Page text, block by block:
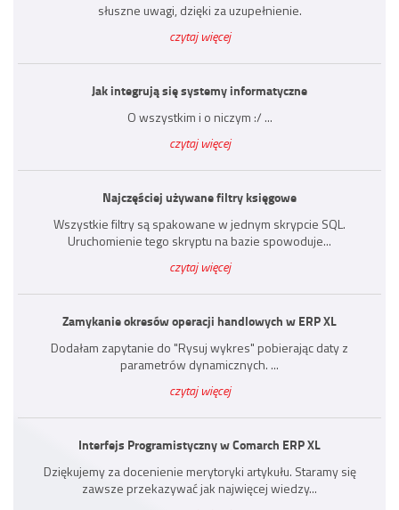
słuszne uwagi, dzięki za uzupełnienie.
czytaj więcej
Jak integrują się systemy informatyczne
O wszystkim i o niczym :/ ...
czytaj więcej
Najczęściej używane filtry księgowe
Wszystkie filtry są spakowane w jednym skrypcie SQL.
Uruchomienie tego skryptu na bazie spowoduje...
czytaj więcej
Zamykanie okresów operacji handlowych w ERP XL
Dodałam zapytanie do "Rysuj wykres" pobierając daty z
parametrów dynamicznych. ...
czytaj więcej
Interfejs Programistyczny w Comarch ERP XL
Dziękujemy za docenienie merytoryki artykułu. Staramy się
zawsze przekazywać jak najwięcej wiedzy...